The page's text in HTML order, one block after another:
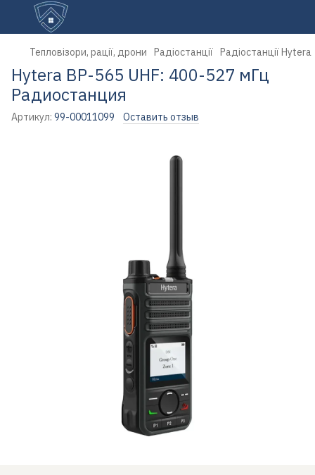
Тепловізори, рації, дрони Радіостанції Радіостанції Hytera
Hytera BP-565 UHF: 400-527 мГц
Радиостанция
Артикул: 99-00011099 Оставить отзыв